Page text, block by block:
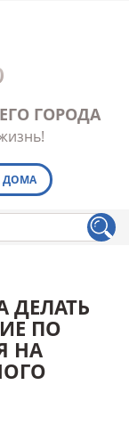
ГОРОДА
ДОМА
ДЕЛАТЬ
ПО
НА